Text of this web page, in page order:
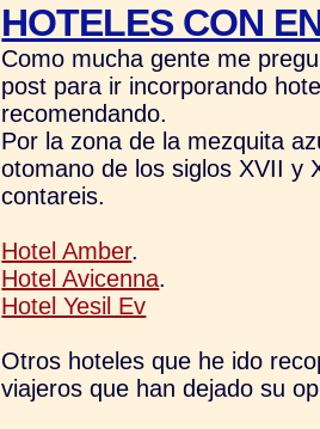
HOTELES CON
Como mucha gente me
post para ir incorporando
recomendando.
Por la zona de la mezquita
otomano de los siglos XVII y
contareis.
Hotel Amber.
Hotel Avicenna.
Hotel Yesil Ev
Otros hoteles que he ido
viajeros que han dejado su